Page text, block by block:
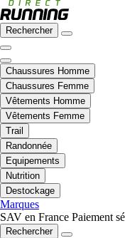
Rechercher
Chaussures Homme
Chaussures Femme
Vêtements Homme
Vêtements Femme
Trail
Randonnée
Equipements
Nutrition
Destockage
Marques
SAV en France Paiement
Rechercher